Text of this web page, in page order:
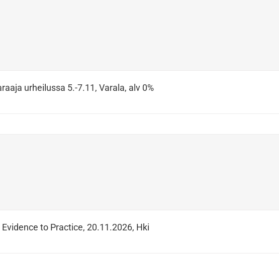
urheilussa 5.-7.11, Varala, alv 0%
to Practice, 20.11.2026, Hki